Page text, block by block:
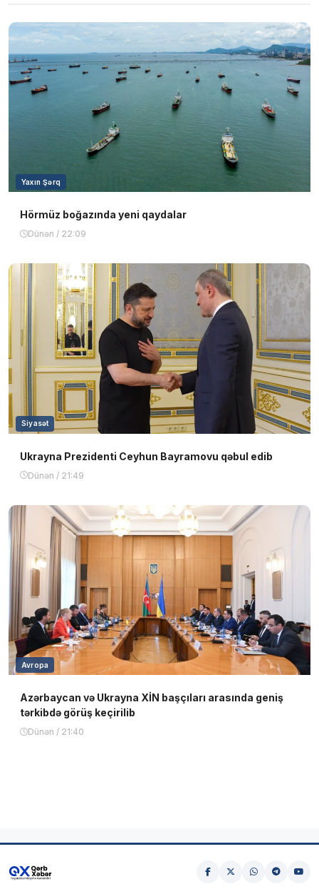
Yaxın Şərq
Hörmüz boğazında yeni qaydalar
Dünən / 22:09
Siyasət
Ukrayna Prezidenti Ceyhun Bayramovu qəbul edib
Dünən / 21:49
Avropa
Azərbaycan və Ukrayna XİN başçıları arasında geniş
tərkibdə görüş keçirilib
Dünən / 21:40